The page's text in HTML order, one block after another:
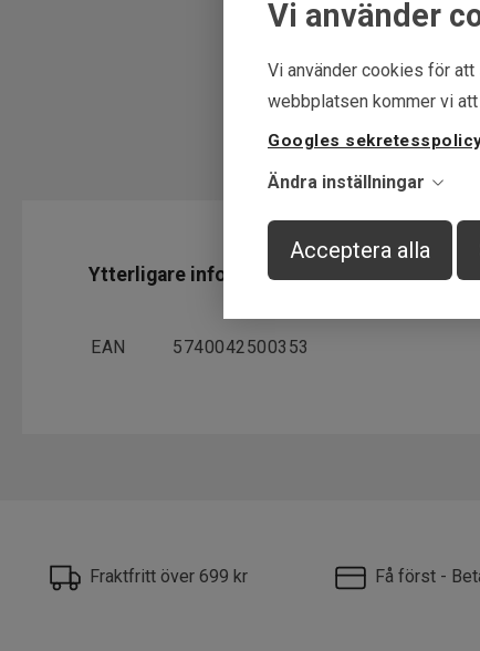
Vi använder
Vi använder cookies för
webbplatsen kommer vi
Googles
Ändra inställningar
Acceptera alla
Ytterligare information
EAN 5740042500353
Fraktfritt över 699 kr Få först -